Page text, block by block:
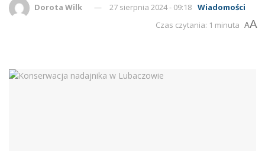
Dorota Wilk 27 sierpnia 2024 - 09:18 Wiadomości
Czas czytania: 1 minuta AA